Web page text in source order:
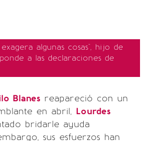
algunas cosas", hijo de
a las declaraciones de
Blanes reapareció con un
en abril, Lourdes
bridarle ayuda
sus esfuerzos han